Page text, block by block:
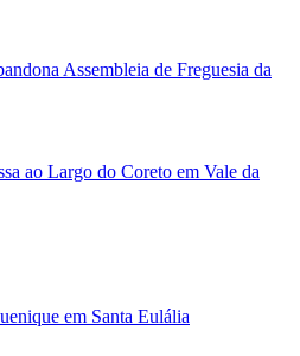
Assembleia de Freguesia da
ao Largo do Coreto em Vale da
em Santa Eulália